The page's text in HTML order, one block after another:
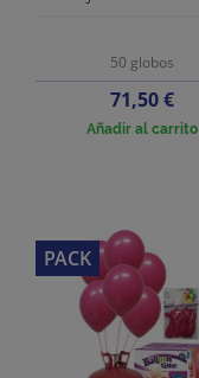
50 globos
Precio
71,50 €
Añadir al carrito
PACK